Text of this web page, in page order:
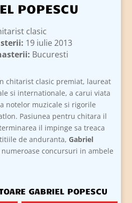
POPESCU
clasic
19 iulie 2013
Bucuresti
chitarist clasic premiat, laureat
si internationale, a carui viata
notelor muzicale si rigorile
Pasiunea pentru chitara il
il impinge sa treaca
de anduranta, Gabriel
concursuri in ambele
GABRIEL POPESCU